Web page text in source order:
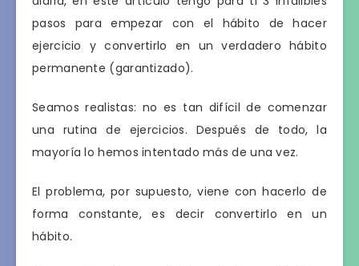
pasos para empezar con el hábito de hacer
ejercicio y convertirlo en un verdadero hábito
permanente (garantizado).
Seamos realistas: no es tan difícil de comenzar
una rutina de ejercicios. Después de todo, la
mayoría lo hemos intentado más de una vez.
El problema, por supuesto, viene con hacerlo de
forma constante, es decir convertirlo en un
hábito.